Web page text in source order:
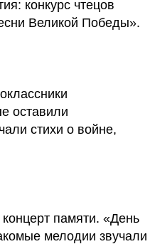
конкурс чтецов
Великой Победы».
оставили
стихи о войне,
памяти. «День
мелодии звучали